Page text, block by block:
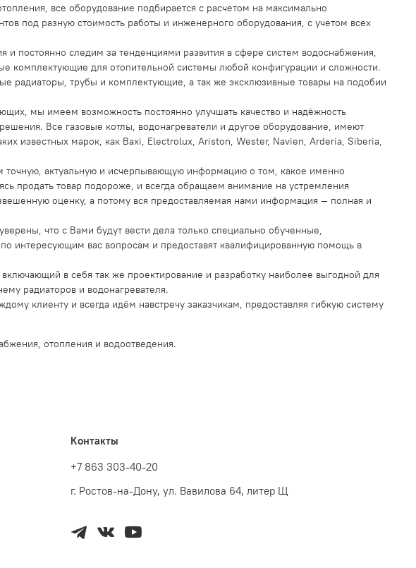
все оборудование подбирается с расчетом на максимально
под разную стоимость работы и инженерного оборудования, с учетом всех
постоянно следим за тенденциями развития в сфере систем водоснабжения,
комплектующие для отопительной системы любой конфигурации и сложности.
радиаторы, трубы и комплектующие, а так же эксклюзивные товары на подобии
мы имеем возможность постоянно улучшать качество и надёжность
Все газовые котлы, водонагреватели и другое оборудование, имеют
известных марок, как Baxi, Electrolux, Ariston, Wester, Navien, Arderia, Siberia,
точную, актуальную и исчерпывающую информацию о том, какое именно
продать товар подороже, и всегда обращаем внимание на устремления
оценку, а потому вся предоставляемая нами информация — полная и
что с Вами будут вести дела только специально обученные,
интересующим вас вопросам и предоставят квалифицированную помощь в
в себя так же проектирование и разработку наиболее выгодной для
радиаторов и водонагревателя.
клиенту и всегда идём навстречу заказчикам, предоставляя гибкую систему
отопления и водоотведения.
Контакты
+7 863 303-40-20
г. Ростов-на-Дону, ул. Вавилова 64, литер Щ